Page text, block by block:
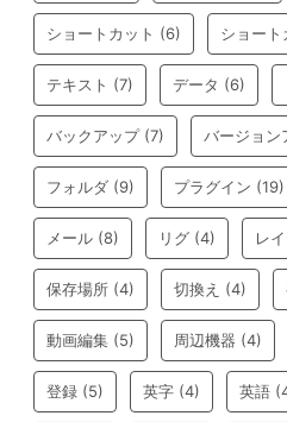
ショートカット (6) ショート
テキスト (7) データ (6)
バックアップ(7) バージョン
フォルダ (9) プラグイン (19)
メール (8) リグ (4) レ
保存場所 (4) 切換え (4)
動画編集 (5) 周辺機器 (4)
登録 (5) 英字 (4) 英語